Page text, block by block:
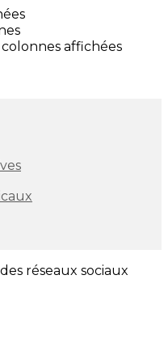
affichées
réseaux sociaux